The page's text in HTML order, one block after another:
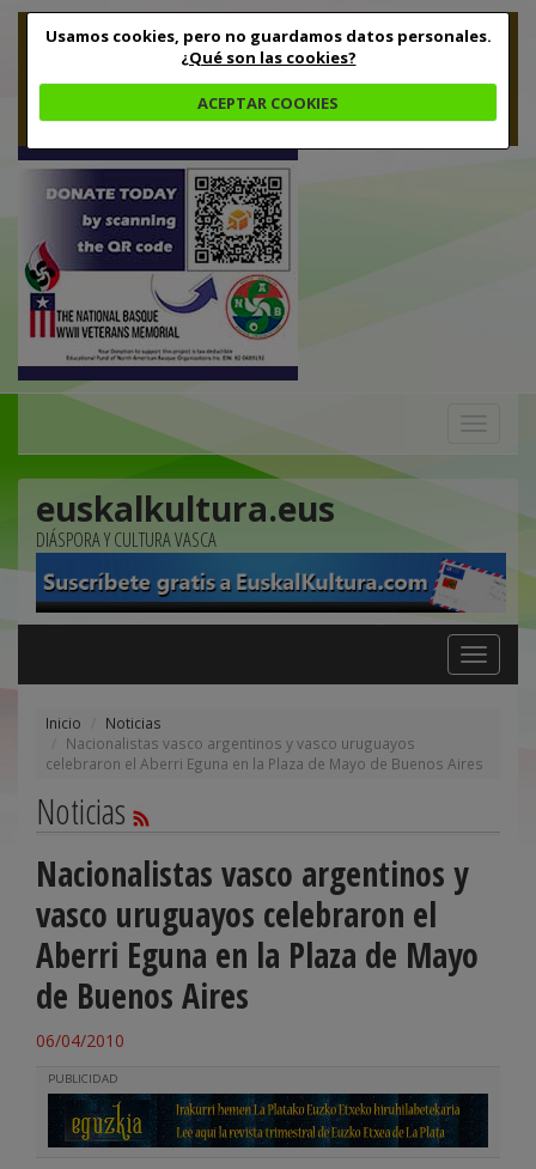
Usamos cookies, pero no guardamos datos personales.
¿Qué son las cookies?
ACEPTAR COOKIES
euskalkultura.eus
DIÁSPORA Y CULTURA VASCA
Toggle
navigation
Inicio
Noticias
Nacionalistas vasco argentinos y vasco uruguayos
celebraron el Aberri Eguna en la Plaza de Mayo de Buenos Aires
Noticias
Nacionalistas vasco argentinos y
vasco uruguayos celebraron el
Aberri Eguna en la Plaza de Mayo
de Buenos Aires
06/04/2010
PUBLICIDAD